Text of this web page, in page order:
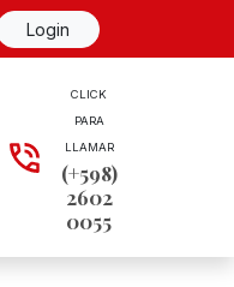
Login
CLICK
PARA
LLAMAR
(+598)
2602
0055